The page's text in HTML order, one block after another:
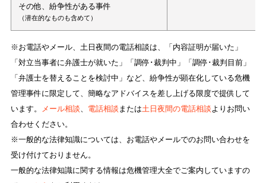
その他、紛争性がある事件
（潜在的なものも含めて）
※お電話やメール、土日夜間の電話相談は、「内容証明が届いた」
「対立当事者に弁護士が就いた」「調停･裁判中」「調停･裁判目前」
「弁護士を替えることを検討中」など、紛争性が顕在化している危機
管理事件に限定して、簡略なアドバイスを差し上げる限度で提供して
います。
メール相談 電話相談 または土日夜間の電話相談 よりお問い
合わせください。
※一般的な法律知識については、お電話やメールでのお問い合わせを
受け付けておりません。
一般的な法律知識に関する情報は危機管理大全でご案内していますの